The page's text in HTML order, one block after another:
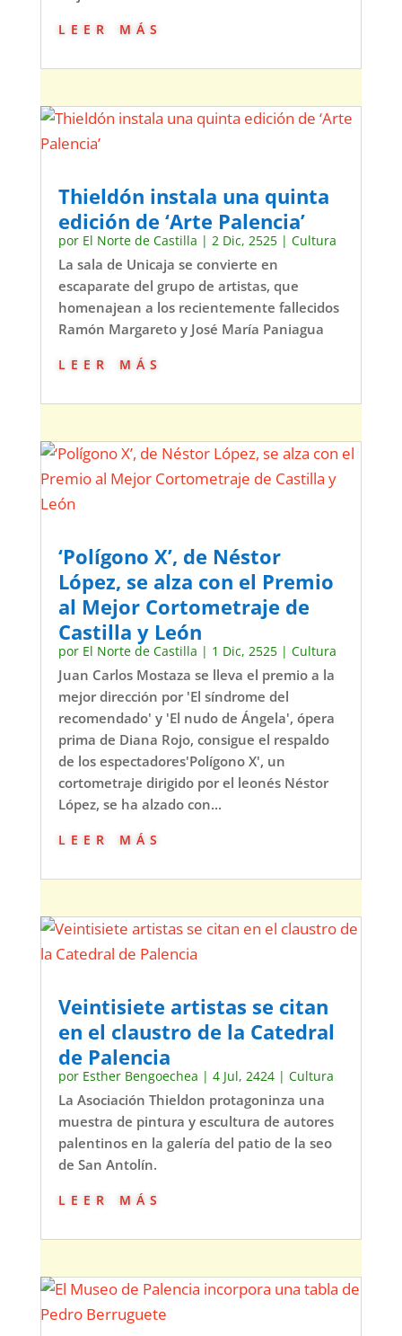
leer más
Thieldón instala una quinta
edición de ‘Arte Palencia’
por El Norte de Castilla | 2 Dic, 2525| Cultura
La sala de Unicaja se convierte en
escaparate del grupo de artistas, que
homenajean a los recientemente fallecidos
Ramón Margareto y José María Paniagua
leer más
‘Polígono X’, de Néstor
López, se alza con el Premio
al Mejor Cortometraje de
Castilla y León
por El Norte de Castilla | 1 Dic, 2525| Cultura
Juan Carlos Mostaza se lleva el premio a la
mejor dirección por 'El síndrome del
recomendado' y 'El nudo de Ángela', ópera
prima de Diana Rojo, consigue el respaldo
de los espectadores'Polígono X', un
cortometraje dirigido por el leonés Néstor
López, se ha alzado con...
leer más
Veintisiete artistas se citan
en el claustro de la Catedral
de Palencia
por Esther Bengoechea | 4 Jul, 2424| Cultura
La Asociación Thieldon protagoninza una
muestra de pintura y escultura de autores
palentinos en la galería del patio de la seo
de San Antolín.
leer más